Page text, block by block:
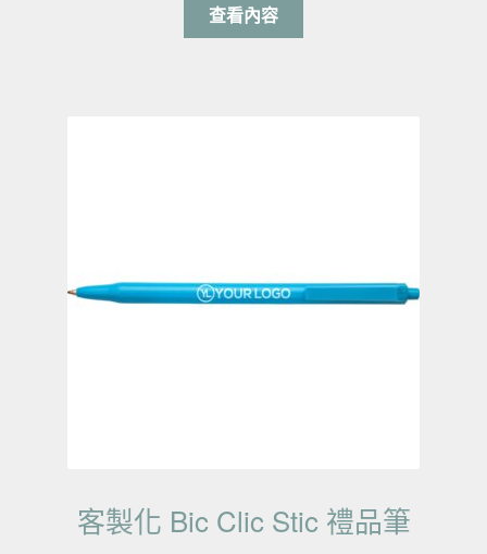
查看內容
客製化 Bic Clic Stic 禮品筆